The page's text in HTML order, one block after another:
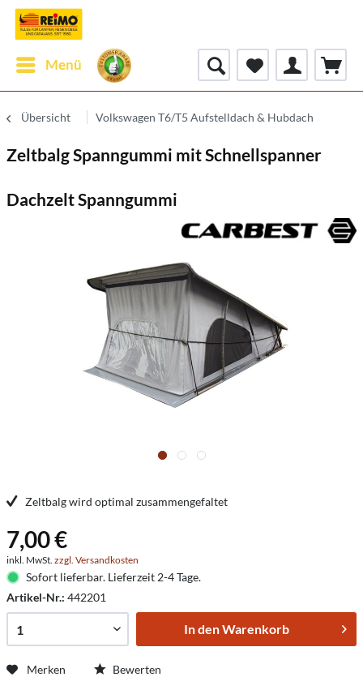
Menü
Übersicht Volkswagen T6/T5 Aufstelldach & Hubdach
Zeltbalg Spanngummi mit Schnellspanner
Dachzelt Spanngummi
Zeltbalg wird optimal zusammengefaltet
7,00 €
inkl. MwSt. zzgl. Versandkosten
Sofort lieferbar. Lieferzeit 2-4 Tage.
Artikel-Nr.: 442201
In denWarenkorb
Merken Bewerten